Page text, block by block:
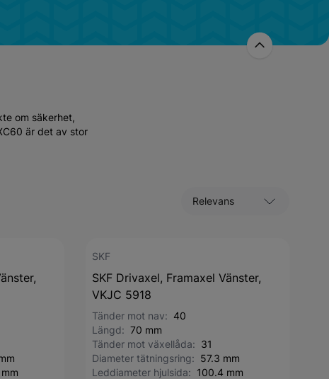
om säkerhet,
är det av stor
Sortera efter
SKF
SKF Drivaxel, Framaxel Vänster,
VKJC 5918
Tänder mot nav: 40
Längd:70 mm
Tänder mot växellåda: 31
Diameter tätningsring: 57.3 mm
Leddiameter hjulsida: 100.4 mm